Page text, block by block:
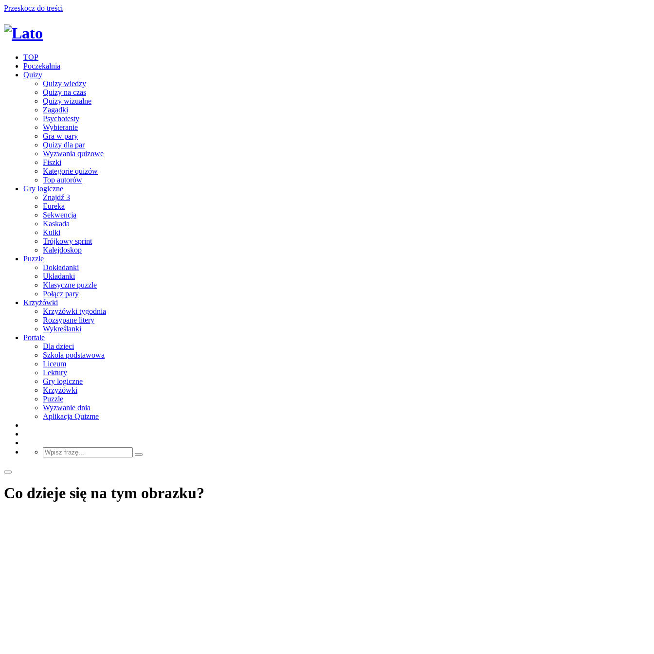
Przeskocz do treści
TOP
Poczekalnia
Quizy
Quizy wiedzy
Quizy na czas
Quizy wizualne
Zagadki
Psychotesty
Wybieranie
Gra w pary
Quizy dla par
Wyzwania quizowe
Fiszki
Kategorie quizów
Top autorów
Gry logiczne
Znajdź 3
Eureka
Sekwencja
Kaskada
Kulki
Trójkowy sprint
Kalejdoskop
Puzzle
Dokładanki
Układanki
Klasyczne puzzle
Połącz pary
Krzyżówki
Krzyżówki tygodnia
Rozsypane litery
Wykreślanki
Portale
Dla dzieci
Szkoła podstawowa
Liceum
Lektury
Gry logiczne
Krzyżówki
Puzzle
Wyzwanie dnia
Aplikacja Quizme
Co dzieje się na tym obrazku?